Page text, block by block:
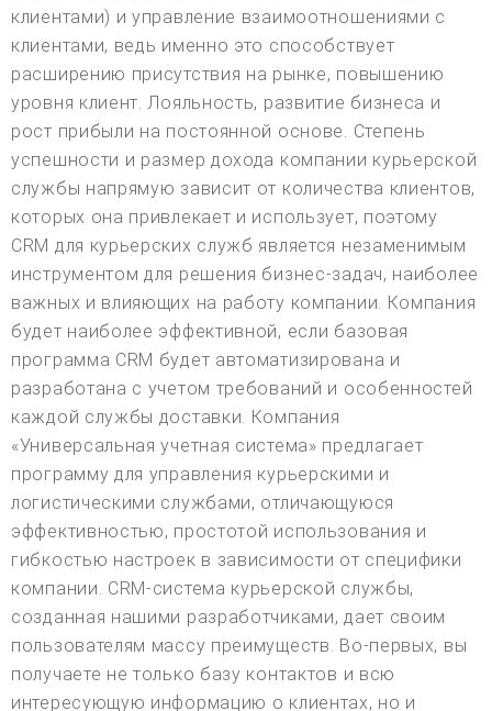
клиентами) и управление взаимоотношениями с
клиентами, ведь именно это способствует
расширению присутствия на рынке, повышению
уровня клиент. Лояльность, развитие бизнеса и
рост прибыли на постоянной основе. Степень
успешности и размер дохода компании курьерской
службы напрямую зависит от количества клиентов,
которых она привлекает и использует, поэтому
CRM для курьерских служб является незаменимым
инструментом для решения бизнес-задач, наиболее
важных и влияющих на работу компании. Компания
будет наиболее эффективной, если базовая
программа CRM будет автоматизирована и
разработана с учетом требований и особенностей
каждой службы доставки. Компания
«Универсальная учетная система» предлагает
программу для управления курьерскими и
логистическими службами, отличающуюся
эффективностью, простотой использования и
гибкостью настроек в зависимости от специфики
компании. CRM-система курьерской службы,
созданная нашими разработчиками, дает своим
пользователям массу преимуществ. Во-первых, вы
получаете не только базу контактов и всю
интересующую информацию о клиентах, но и